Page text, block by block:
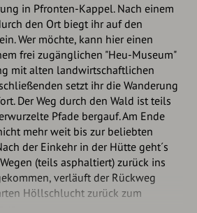
in Pfronten-Kappel. Nach einem
den Ort biegt ihr auf den
Wer möchte, kann hier einen
frei zugänglichen "Heu-Museum"
mit alten landwirtschaftlichen
setzt ihr die Wanderung
Der Weg durch den Wald ist teils
Pfade bergauf. Am Ende
mehr weit bis zur beliebten
der Einkehr in der Hütte geht´s
(teils asphaltiert) zurück ins
verläuft der Rückweg
Höllschlucht zurück zum